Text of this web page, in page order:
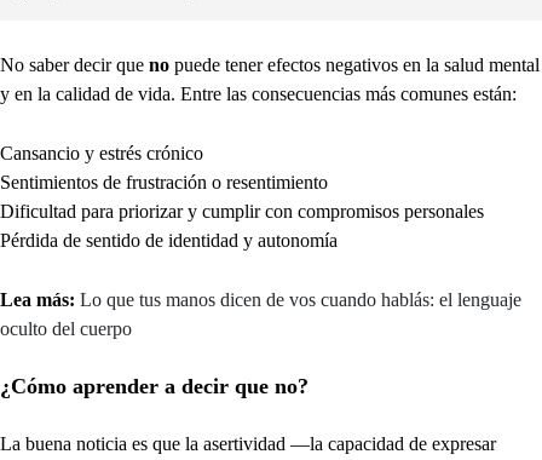
No saber decir que no puede tener efectos negativos en la salud mental
y en la calidad de vida. Entre las consecuencias más comunes están:
Cansancio y estrés crónico
Sentimientos de frustración o resentimiento
Dificultad para priorizar y cumplir con compromisos personales
Pérdida de sentido de identidad y autonomía
Lea más: Lo que tus manos dicen de vos cuando hablás: el lenguaje
oculto del cuerpo
¿Cómo aprender a decir que no?
La buena noticia es que la asertividad —la capacidad de expresar